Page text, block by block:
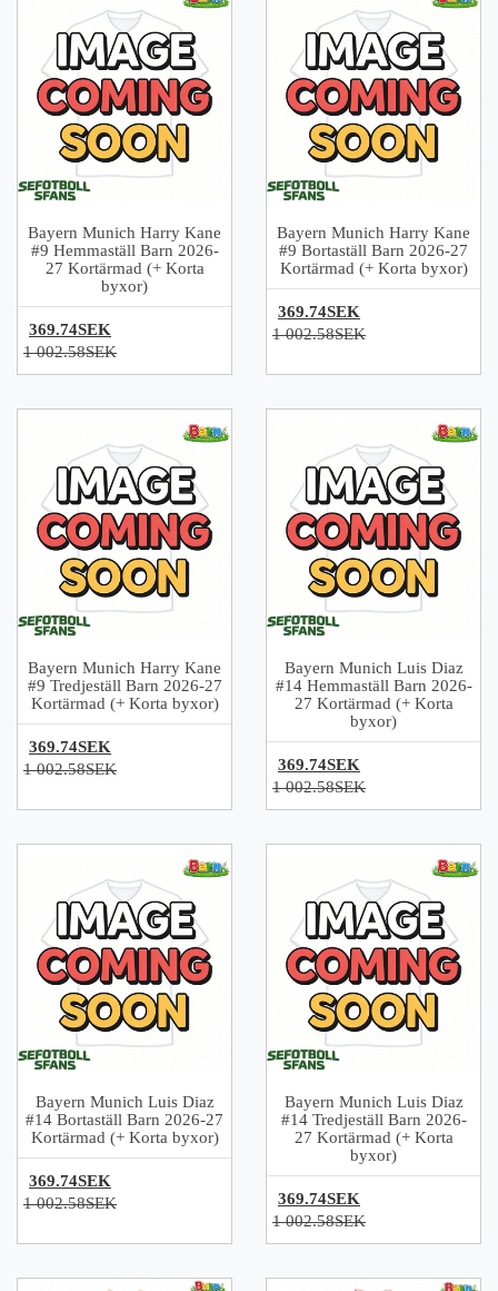
Bayern Munich Harry Kane
#9 Hemmaställ Barn 2026-
27 Kortärmad (+ Korta
byxor)
369.74SEK
1 002.58SEK
Bayern Munich Harry Kane
#9 Bortaställ Barn 2026-27
Kortärmad (+ Korta byxor)
369.74SEK
1 002.58SEK
Bayern Munich Harry Kane
#9 Tredjeställ Barn 2026-27
Kortärmad (+ Korta byxor)
369.74SEK
1 002.58SEK
Bayern Munich Luis Diaz
#14 Hemmaställ Barn 2026-
27 Kortärmad (+ Korta
byxor)
369.74SEK
1 002.58SEK
Bayern Munich Luis Diaz
#14 Bortaställ Barn 2026-27
Kortärmad (+ Korta byxor)
369.74SEK
1 002.58SEK
Bayern Munich Luis Diaz
#14 Tredjeställ Barn 2026-
27 Kortärmad (+ Korta
byxor)
369.74SEK
1 002.58SEK